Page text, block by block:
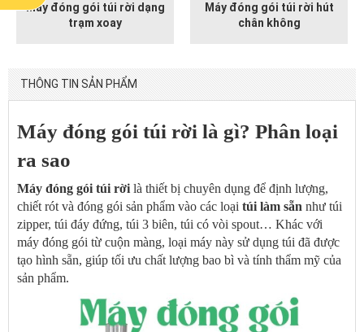
Máy đóng gói túi rời dạng
trạm xoay
Máy đóng gói túi rời hút
chân không
THÔNG TIN SẢN PHẨM
Máy đóng gói túi rời là gì? Phân loại
ra sao
Máy đóng gói túi rời là thiết bị chuyên dụng để định lượng,
chiết rót và đóng gói sản phẩm vào các loại túi làm sẵn như túi
zipper, túi đáy đứng, túi 3 biên, túi có vòi spout… Khác với
máy đóng gói từ cuộn màng, loại máy này sử dụng túi đã được
tạo hình sẵn, giúp tối ưu chất lượng bao bì và tính thẩm mỹ của
sản phẩm.